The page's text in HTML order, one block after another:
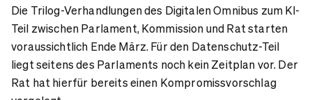
Die Trilog-Verhandlungen des Digitalen Omnibus zum KI-
Teil zwischen Parlament, Kommission und Rat starten
voraussichtlich Ende März. Für den Datenschutz-Teil
liegt seitens des Parlaments noch kein Zeitplan vor. Der
Rat hat hierfür bereits einen Kompromissvorschlag